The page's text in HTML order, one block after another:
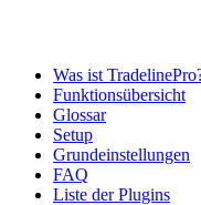
Was ist
Funktionsübersicht
Glossar
Setup
Grundeinstellungen
FAQ
Liste der Plugins